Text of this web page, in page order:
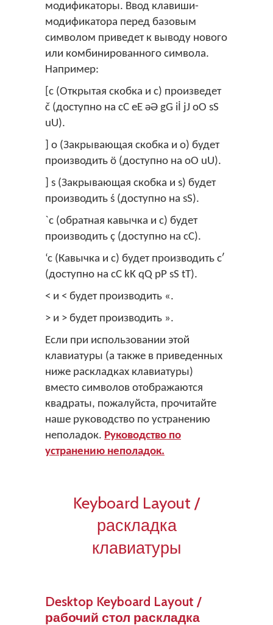
модификаторы. Ввод клавиши-
модификатора перед базовым
символом приведет к выводу нового
или комбинированного символа.
Например:
[c (Открытая скобка и c) произведет
č (доступно на cC eE əƏ gG iİ jJ oO sS
uU).
] o (Закрывающая скобка и o) будет
производить ö (доступно на oO uU).
] s (Закрывающая скобка и s) будет
производить ś (доступно на sS).
`c (обратная кавычка и c) будет
производить ç (доступно на cC).
‘c (Кавычка и c) будет производить cʹ
(доступно на cC kK qQ pP sS tT).
< и < будет производить «.
> и > будет производить ».
Если при использовании этой
клавиатуры (а также в приведенных
ниже раскладках клавиатуры)
вместо символов отображаются
квадраты, пожалуйста, прочитайте
наше руководство по устранению
неполадок. Руководство по
устранению неполадок.
Keyboard Layout /
раскладка
клавиатуры
Desktop Keyboard Layout /
рабочий стол раскладка